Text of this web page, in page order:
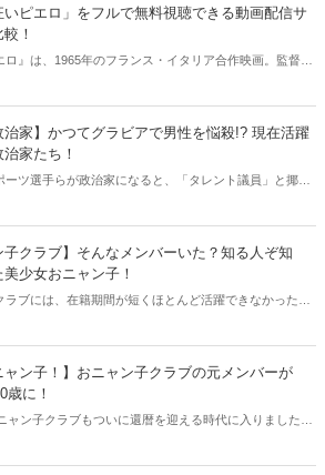
いピエロ」をフルで無料視聴できる動画配信サ
！
ロ』は、1965年のフランス・イタリア合作映画。監督は
ック・ゴダール。アンナ・カリーナ、ジャン＝ポール・
す。
治家】かつてグラビアで男性を悩殺!? 現在活躍
家たち！
ーツ選手らが政治家になると、「タレント議員」と揶揄
ありますが、同時に、"タレントとしての活躍" が再注目
トで多くの男性を魅了した女性も!? 今回は、そんなグラ
た女性政治家6名をご紹介します。
子クラブ】そんなメンバーいた？知る人ぞ知
少女おニャン子！
ラブには、在籍期間が短くほとんど活躍できなかったも
ぞ知る "美少女おニャン子" がいました。それも、強制的
す。今回は、筆者の独断と偏見で、4人の "隠れ美少女お
ご紹介します。
ャン子！】おニャン子クラブの元メンバーが
歳に！
ャン子クラブもついに還暦を迎える時代に入りました。
ラブの元メンバーは全員が昭和40年代生まれで、そのう